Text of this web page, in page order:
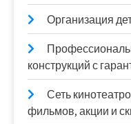
Организация
конструкций с
Сеть
фильмов, акции и